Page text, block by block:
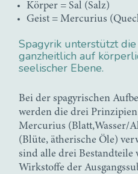
Körper = Sal (Salz)
Geist = Mercurius
Spagyrik unterstützt
ganzheitlich auf
seelischer Ebene.
Bei der spagyrischen
werden die drei
Mercurius (Blatt,Wasser/
(Blüte, ätherische Öle)
sind alle drei Bestandteile
Wirkstoffe der